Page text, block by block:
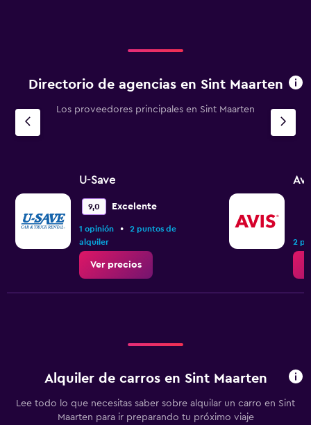
Directorio de agencias en Sint Maarten
Los proveedores principales en Sint Maarten
U-Save
9,0 Excelente
1 opinión •
2 puntos de
alquiler
Ver precios
2
Alquiler de carros en Sint Maarten
Lee todo lo que necesitas saber sobre alquilar un carro en Sint
Maarten para ir preparando tu próximo viaje